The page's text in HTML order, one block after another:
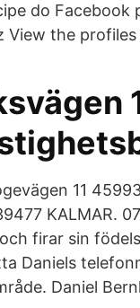
do Facebook
View the
11
KALMAR.
firar sin
Daniels
Daniel